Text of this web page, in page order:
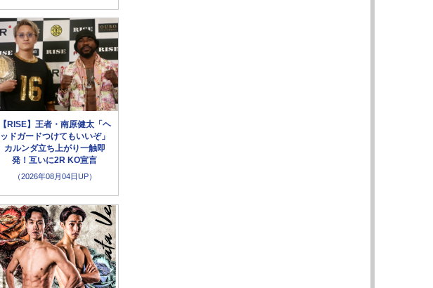
【RISE】王者・南原健太「ヘ
ッドガードつけてもいいぞ」
カルンダ立ち上がり一触即
発！互いに2R KO宣言
（2026年08月04日UP）